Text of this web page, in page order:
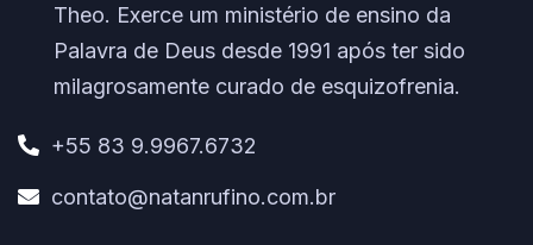
Theo. Exerce um ministério de ensino da
Palavra de Deus desde 1991 após ter sido
milagrosamente curado de esquizofrenia.
+55 83 9.9967.6732
contato@natanrufino.com.br